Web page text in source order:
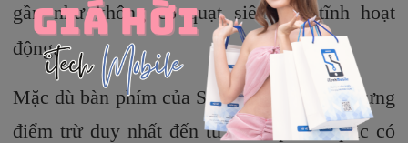
gần như không có quạt siêu yên tĩnh hoạt
động.
Mặc dù bàn phím của Spectre là tốt, thế nhưng
điểm trừ duy nhất đến từ Touchpad Haptic có